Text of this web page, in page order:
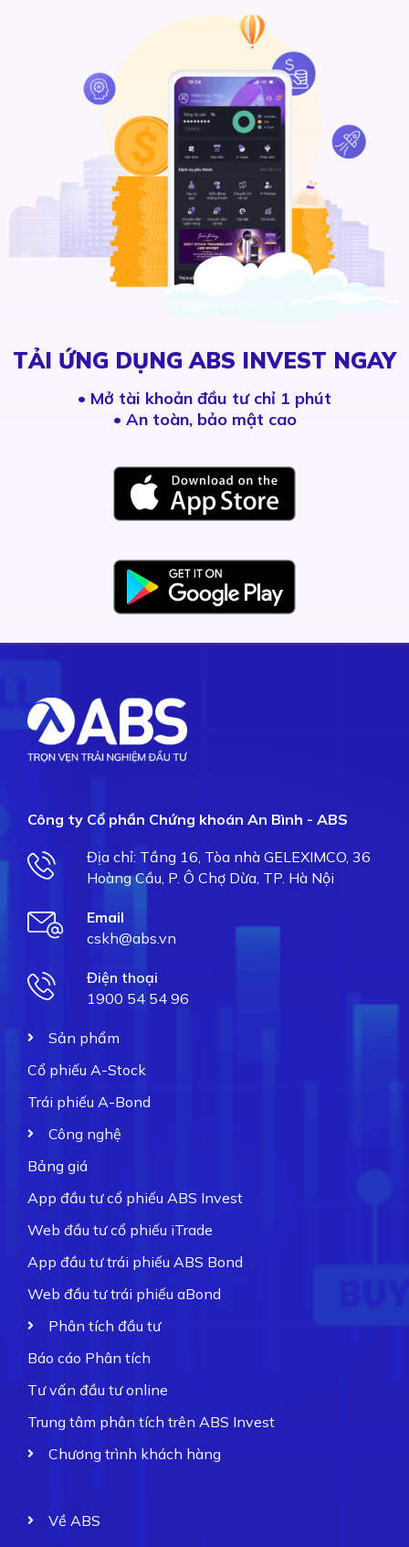
TẢI ỨNG DỤNG ABS INVEST NGAY
• Mở tài khoản đầu tư chỉ 1 phút
• An toàn, bảo mật cao
Công ty Cổ phần Chứng khoán An Bình - ABS
Địa chỉ: Tầng 16, Tòa nhà GELEXIMCO, 36
Hoàng Cầu, P. Ô Chợ Dừa, TP. Hà Nội
Email
cskh@abs.vn
Điện thoại
1900 54 54 96
Sản phẩm
Cổ phiếu A-Stock
Trái phiếu A-Bond
Công nghệ
Bảng giá
App đầu tư cổ phiếu ABS Invest
Web đầu tư cổ phiếu iTrade
App đầu tư trái phiếu ABS Bond
Web đầu tư trái phiếu aBond
Phân tích đầu tư
Báo cáo Phân tích
Tư vấn đầu tư online
Trung tâm phân tích trên ABS Invest
Chương trình khách hàng
Về ABS